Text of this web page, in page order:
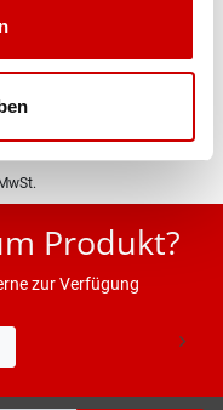
Produkt?
zur Verfügung